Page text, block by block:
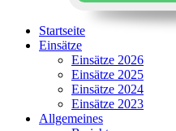
Startseite
Einsätze
Einsätze 2026
Einsätze 2025
Einsätze 2024
Einsätze 2023
Allgemeines